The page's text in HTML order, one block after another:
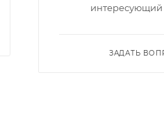
интересующий
ЗАДАТЬ